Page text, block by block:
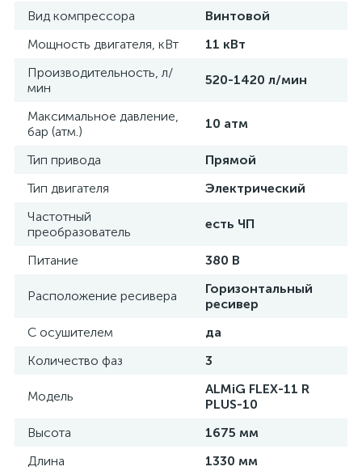
Вид компрессора
Винтовой
Мощность двигателя, кВт
11 кВт
Производительность, л/
мин
520-1420 л/мин
Максимальное давление,
бар (атм.)
10 атм
Тип привода
Прямой
Тип двигателя
Электрический
Частотный
преобразователь
есть ЧП
Питание 380 В
Расположение ресивера
Горизонтальный
ресивер
С осушителем
да
Количество фаз
3
Модель
ALMiG FLEX-11 R
PLUS-10
Высота
1675 мм
Длина
1330 мм